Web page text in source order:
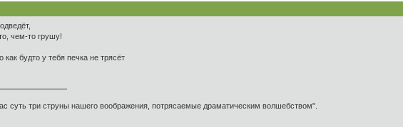
чем-то грушу!
как будто у тебя печка не трясёт
суть три струны нашего воображения, потрясаемые драматическим волшебством".